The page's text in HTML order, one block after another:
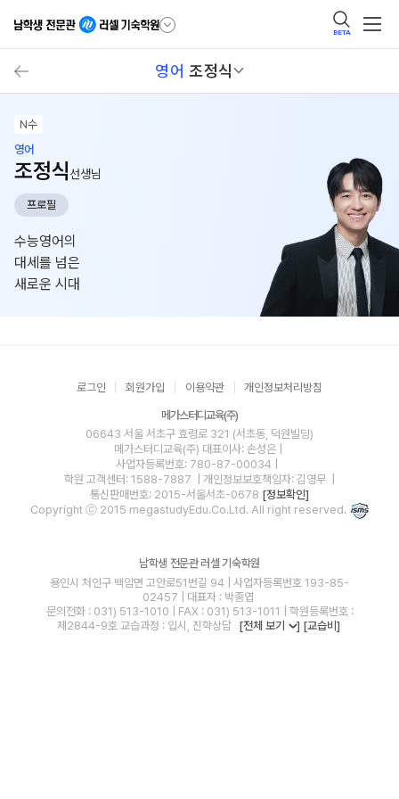
BETA
영어 조정식
N수
영어
조정식선생님
프로필
수능영어의
대세를 넘은
새로운 시대
로그인 회원가입 이용약관 개인정보처리방침
메가스터디교육(주)
06643 서울 서초구 효령로 321 (서초동, 덕원빌딩)
메가스터디교육(주) 대표이사: 손성은 |
사업자등록번호: 780-87-00034
학원 고객센터: 1588-7887
| 개인정보보호책임자: 김영무
통신판매번호: 2015-서울서초-0678 [정보확인]
Copyright ⓒ 2015 megastudyEdu.Co.Ltd. All right reserved.
남학생 전문관 러셀 기숙학원
용인시 처인구 백암면 고안로51번길 94 | 사업자등록번호 193-85-
02457 | 대표자 : 박종엽
문의전화 : 031) 513-1010 | FAX : 031) 513-1011 | 학원등록번호 :
제2844-9호 교습과정 : 입시, 진학상담
[전체 보기 ] [교습비]